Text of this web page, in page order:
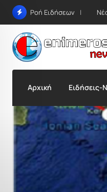
Skip
content
Ροή Ειδήσεων
Αρχική Ειδήσεις-